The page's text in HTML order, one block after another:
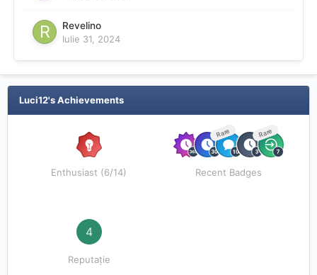
Revelino
Iulie 31, 2024
Luci12's Achievements
Enthusiast (6/14)
Rare Rare
Recent Badges
4
Reputație